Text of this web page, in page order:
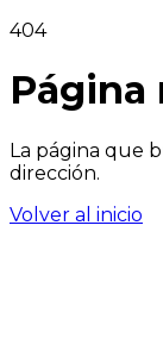
404
Página
La página que
dirección.
Volver al inicio